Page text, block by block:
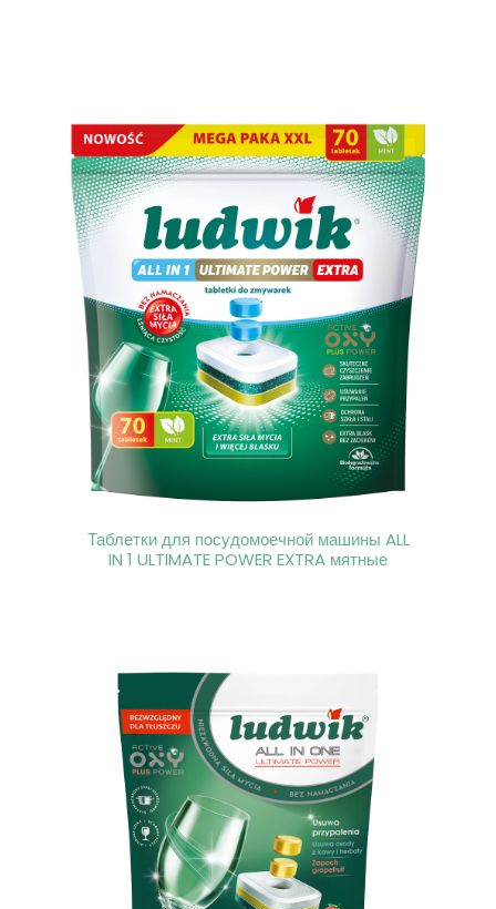
Таблетки для посудомоечной машины ALL
IN 1 ULTIMATE POWER EXTRA мятные